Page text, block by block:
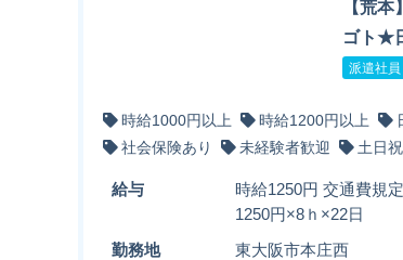
【荒
ゴト★
派遣社員
時給1000円以上 時給1200円以上
社会保険あり
未経験者歓迎 土日
給与
時給1250円 交通費規
1250円×8ｈ×22日
勤務地 東大阪市本庄西